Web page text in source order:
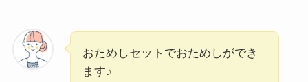
おためしセットでおためしができ
ます♪